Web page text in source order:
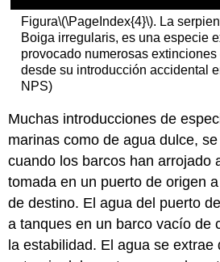
Figura\(\PageIndex{4}\). La
Boiga irregularis, es una especie
provocado numerosas
desde su introducción accidental
NPS)
Muchas introducciones de
marinas como de agua dulce,
cuando los barcos han arrojado
tomada en un puerto de origen
de destino. El agua del puerto
a tanques en un barco vacío de
la estabilidad. El agua se extrae